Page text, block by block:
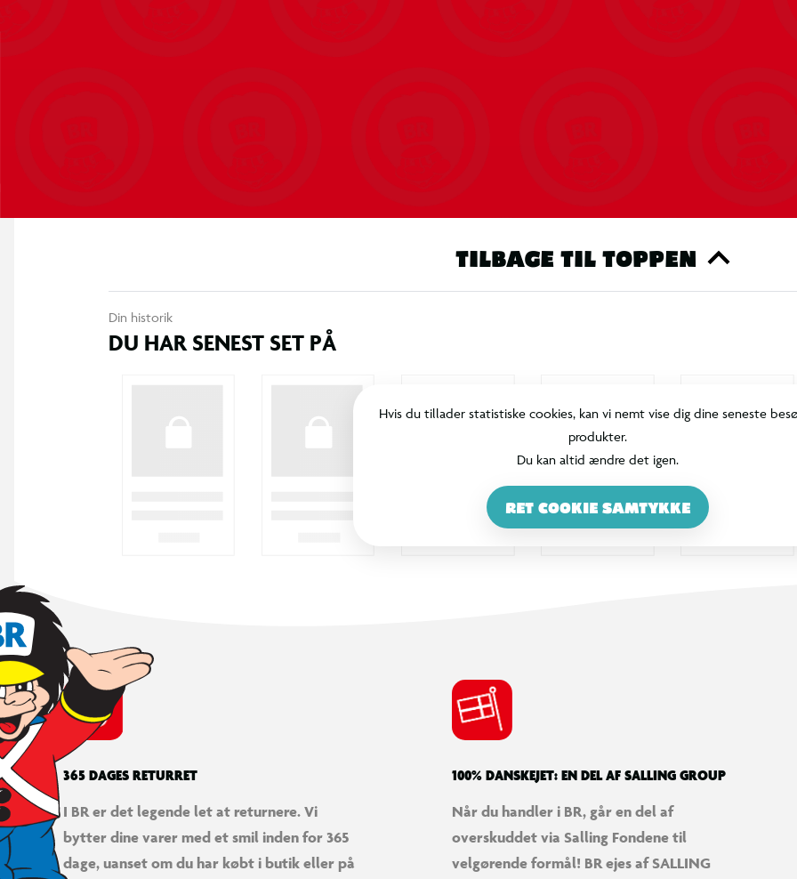
TILBAGE TIL TOPPEN
Din historik
DU HAR SENEST SET PÅ
Hvis du tillader statistiske cookies, kan vi nemt vise dig dine seneste
produkter.
Du kan altid ændre det igen.
RET COOKIE SAMTYKKE
365 DAGES RETURRET
I BR er det legende let at returnere. Vi
bytter dine varer med et smil inden for 365
dage, uanset om du har købt i butik eller på
100% DANSKEJET: EN DEL AF SALLING GROUP
Når du handler i BR, går en del af
overskuddet via Salling Fondene til
velgørende formål! BR ejes af SALLING